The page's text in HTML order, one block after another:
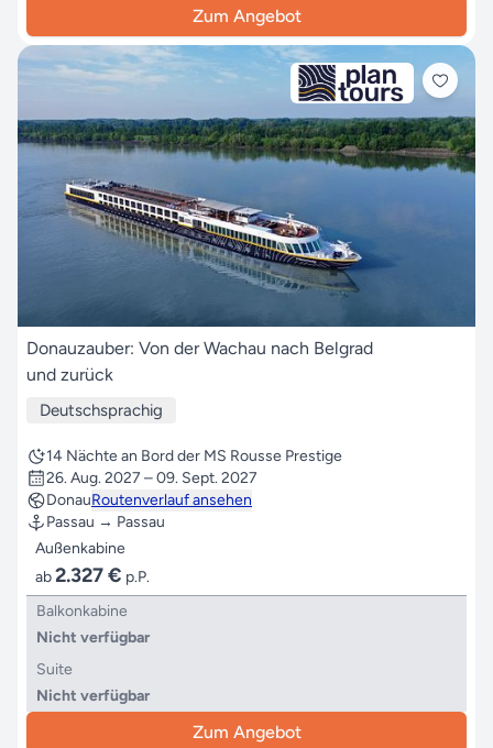
Zum Angebot
Donauzauber: Von der Wachau nach Belgrad
und zurück
Deutschsprachig
14 Nächte an Bord der MS Rousse Prestige
26. Aug. 2027 – 09. Sept. 2027
DonauRoutenverlauf ansehen
Passau → Passau
Außenkabine
ab2.327 € p.P.
Balkonkabine
Nicht verfügbar
Suite
Nicht verfügbar
Zum Angebot